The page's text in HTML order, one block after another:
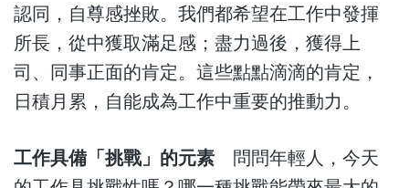
認同，自尊感挫敗。我們都希望在工作中發揮
所長，從中獲取滿足感；盡力過後，獲得上
司、同事正面的肯定。這些點點滴滴的肯定，
日積月累，自能成為工作中重要的推動力。
工作具備「挑戰」的元素 問問年輕人，今天